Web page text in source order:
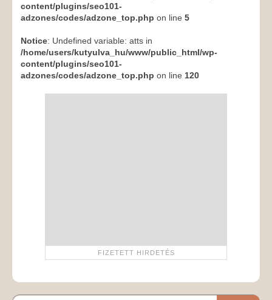
content/plugins/seo101-
adzones/codes/adzone_top.php on line 5
Notice: Undefined variable: atts in
/home/users/kutyulva_hu/www/public_html/wp-
content/plugins/seo101-
adzones/codes/adzone_top.php on line 120